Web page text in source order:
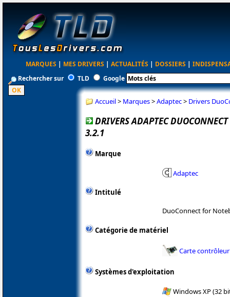
MARQUES | MES DRIVERS | ACTUALITÉS | DOSSIERS |
Rechercher sur
TLD Google
Accueil> Marques>Adaptec> Drivers
DRIVERS ADAPTEC
3.2.1
Marque
Adaptec
Intitulé
DuoConnect for
Catégorie de matériel
Carte contrôleur
Systèmes d'exploitation
Windows XP (32